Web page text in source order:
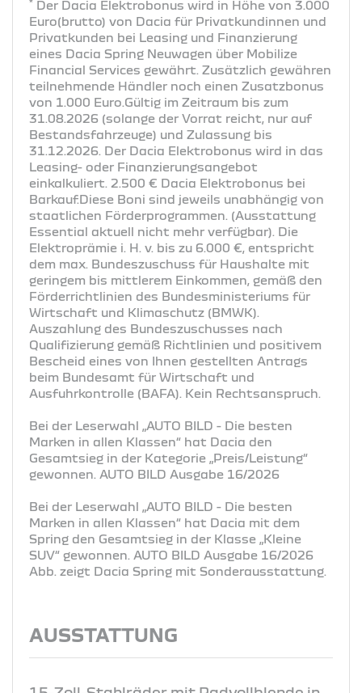
Der Dacia Elektrobonus wird in Höhe von 3.000
Euro(brutto) von Dacia für Privatkundinnen und
Privatkunden bei Leasing und Finanzierung
eines Dacia Spring Neuwagen über Mobilize
Financial Services gewährt. Zusätzlich gewähren
teilnehmende Händler noch einen Zusatzbonus
von 1.000 Euro.Gültig im Zeitraum bis zum
31.08.2026 (solange der Vorrat reicht, nur auf
Bestandsfahrzeuge) und Zulassung bis
31.12.2026. Der Dacia Elektrobonus wird in das
Leasing- oder Finanzierungsangebot
einkalkuliert. 2.500 € Dacia Elektrobonus bei
Barkauf.Diese Boni sind jeweils unabhängig von
staatlichen Förderprogrammen. (Ausstattung
Essential aktuell nicht mehr verfügbar). Die
Elektroprämie i. H. v. bis zu 6.000 €, entspricht
dem max. Bundeszuschuss für Haushalte mit
geringem bis mittlerem Einkommen, gemäß den
Förderrichtlinien des Bundesministeriums für
Wirtschaft und Klimaschutz (BMWK).
Auszahlung des Bundeszuschusses nach
Qualifizierung gemäß Richtlinien und positivem
Bescheid eines von Ihnen gestellten Antrags
beim Bundesamt für Wirtschaft und
Ausfuhrkontrolle (BAFA). Kein Rechtsanspruch.
Bei der Leserwahl „AUTO BILD - Die besten
Marken in allen Klassen“ hat Dacia den
Gesamtsieg in der Kategorie „Preis/Leistung“
gewonnen. AUTO BILD Ausgabe 16/2026
Bei der Leserwahl „AUTO BILD - Die besten
Marken in allen Klassen“ hat Dacia mit dem
Spring den Gesamtsieg in der Klasse „Kleine
SUV“ gewonnen. AUTO BILD Ausgabe 16/2026
Abb. zeigt Dacia Spring mit Sonderausstattung.
AUSSTATTUNG